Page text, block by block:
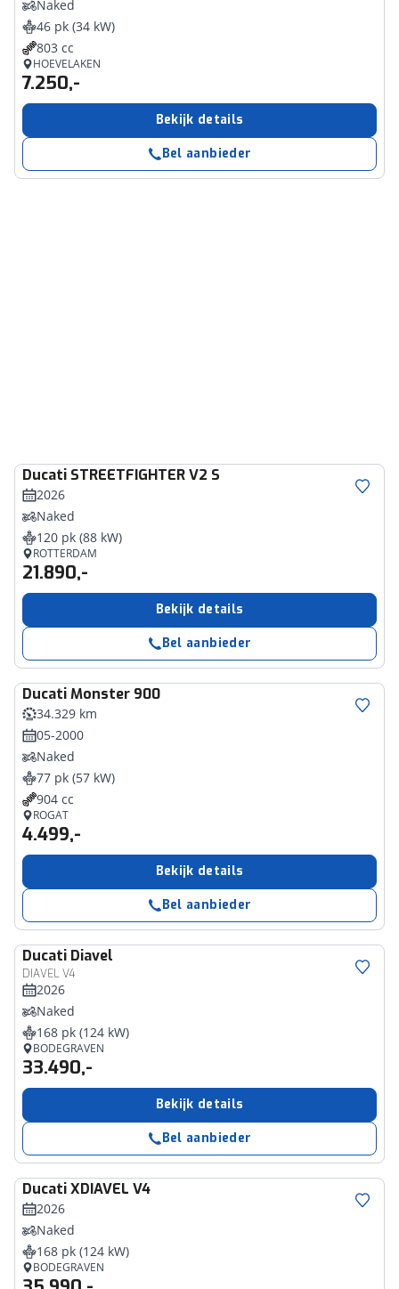
Naked
46 pk (34 kW)
803 cc
HOEVELAKEN
7.250,-
Bekijk details
Bel aanbieder
Ducati STREETFIGHTER V2 S
2026
Naked
120 pk (88 kW)
ROTTERDAM
21.890,-
Bekijk details
Bel aanbieder
DucatiMonster 900
34.329 km
05-2000
Naked
77 pk (57 kW)
904 cc
ROGAT
4.499,-
Bekijk details
Bel aanbieder
Ducati Diavel
DIAVEL V4
2026
Naked
168 pk (124 kW)
BODEGRAVEN
33.490,-
Bekijk details
Bel aanbieder
DucatiXDIAVEL V4
2026
Naked
168 pk (124 kW)
BODEGRAVEN